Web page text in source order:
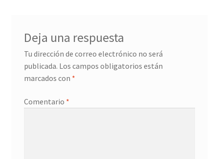
Deja una respuesta
Tu dirección de correo electrónico no será
publicada. Los campos obligatorios están
marcados con *
Comentario *